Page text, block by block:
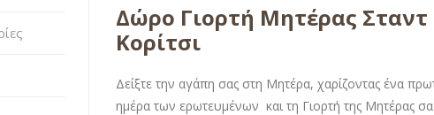
Δώρο Γιορτή Μητέρας Σταντ
Κορίτσι
Δείξτε την αγάπη σας στη Μητέρα, χαρίζοντας ένα
ημέρα των ερωτευμένων και τη Γιορτή της Μητέρας